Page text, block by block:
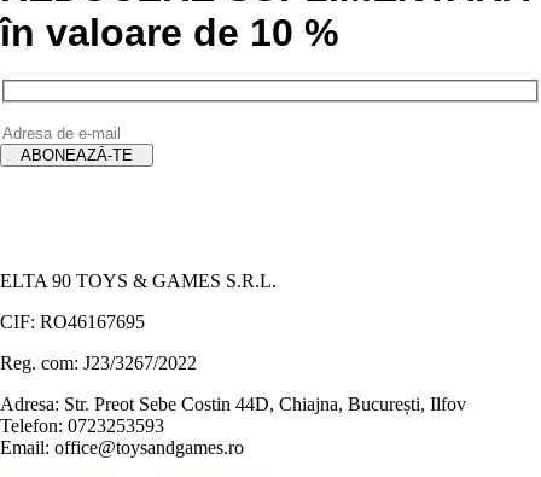
în valoare de 10 %
ELTA 90 TOYS & GAMES S.R.L.
CIF: RO46167695
Reg. com: J23/3267/2022
Adresa: Str. Preot Sebe Costin 44D, Chiajna, București, Ilfov
Telefon: 0723253593
Email: office@toysandgames.ro